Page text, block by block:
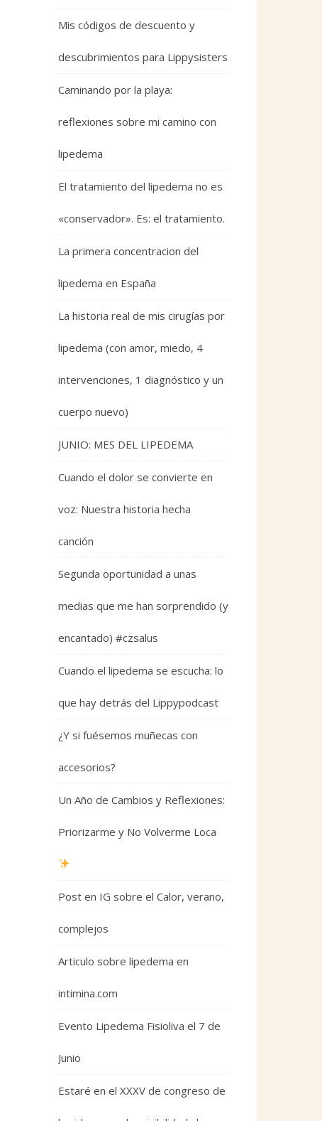
Mis códigos de descuento y
descubrimientos para Lippysisters
Caminando por la playa:
reflexiones sobre mi camino con
lipedema
El tratamiento del lipedema no es
«conservador». Es: el tratamiento.
La primera concentracion del
lipedema en España
La historia real de mis cirugías por
lipedema (con amor, miedo, 4
intervenciones, 1 diagnóstico y un
cuerpo nuevo)
JUNIO: MES DEL LIPEDEMA
Cuando el dolor se convierte en
voz: Nuestra historia hecha
canción
Segunda oportunidad a unas
medias que me han sorprendido (y
encantado) #czsalus
Cuando el lipedema se escucha: lo
que hay detrás del Lippypodcast
¿Y si fuésemos muñecas con
accesorios?
Un Año de Cambios y Reflexiones:
Priorizarme y No Volverme Loca
Post en IG sobre el Calor, verano,
complejos
Articulo sobre lipedema en
intimina.com
Evento Lipedema Fisioliva el 7 de
Junio
Estaré en el XXXV de congreso de